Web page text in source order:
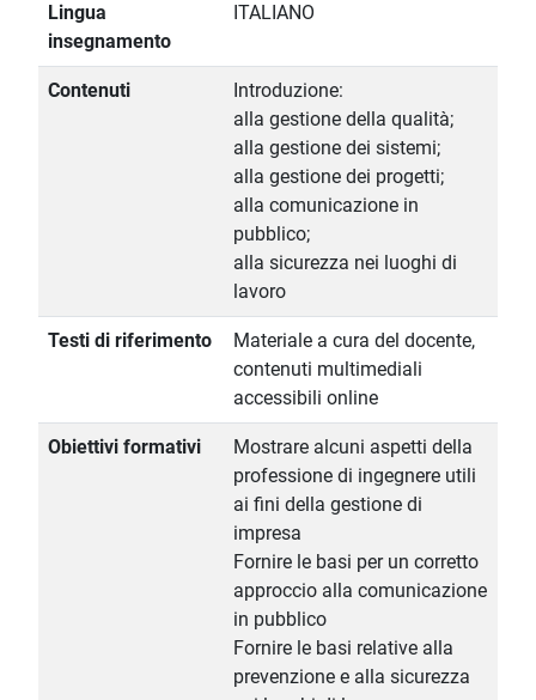
Lingua
insegnamento
ITALIANO
Contenuti
Introduzione:
alla gestione della qualità;
alla gestione dei sistemi;
alla gestione dei progetti;
alla comunicazione in
pubblico;
alla sicurezza nei luoghi di
lavoro
Testi di riferimento
Materiale a cura del docente,
contenuti multimediali
accessibili online
Obiettivi formativi
Mostrare alcuni aspetti della
professione di ingegnere utili
ai fini della gestione di
impresa
Fornire le basi per un corretto
approccio alla comunicazione
in pubblico
Fornire le basi relative alla
prevenzione e alla sicurezza